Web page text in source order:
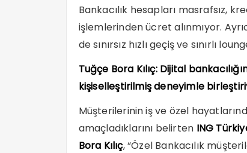
Bankacılık hesapları masrafsız,
işlemlerinden ücret alınmıyor.
de sınırsız hızlı geçiş ve sınırlı
Tuğçe Bora Kılıç: Dijital
kişiselleştirilmiş deneyimle
Müşterilerinin iş ve özel
amaçladıklarını belirten ING
Bora Kılıç, “Özel Bankacılık